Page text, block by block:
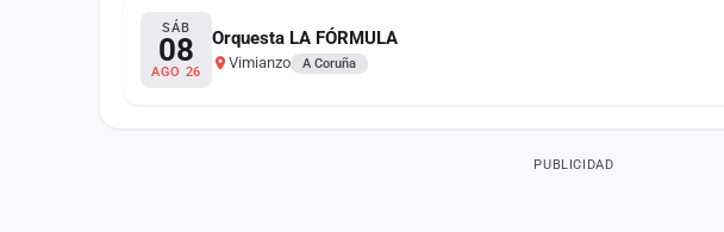
SÁB
08
AGO 26
Orquesta LA FÓRMULA
Vimianzo A Coruña
PUBLICIDAD